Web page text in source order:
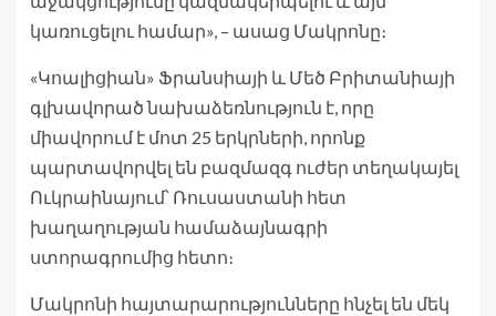
կառուցելու համար», – ասաց Մակրոնը։
«Կոալիցիան» Ֆրանսիայի և Մեծ Բրիտանիայի
գլխավորած նախաձեռնություն է, որը
միավորում է մոտ 25 երկրների, որոնք
պարտավորվել են բազմազգ ուժեր տեղակայել
Ուկրաինայում՝ Ռուսաստանի հետ
խաղաղության համաձայնագրի
ստորագրումից հետո։
Մակրոնի հայտարարությունները հնչել են մեկ